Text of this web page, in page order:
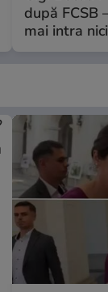
după FCSB
mai intra